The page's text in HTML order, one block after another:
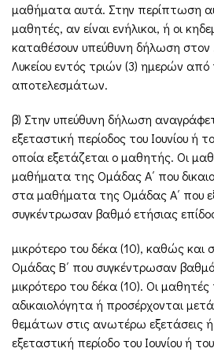
μαθήματα αυτά. Στην περίπτωση
μαθητές, αν είναι ενήλικοι, ή οι
καταθέσουν υπεύθυνη δήλωση στον
Λυκείου εντός τριών (3) ημερών
αποτελεσμάτων.
β) Στην υπεύθυνη δήλωση
εξεταστική περίοδος του Ιουνίου ή
οποία εξετάζεται ο μαθητής. Οι
μαθήματα της Ομάδας Α΄ που
στα μαθήματα της Ομάδας Α΄ που
συγκέντρωσαν βαθμό ετήσιας
μικρότερο του δέκα (10), καθώς
Ομάδας Β΄ που συγκέντρωσαν
μικρότερο του δέκα (10). Οι
αδικαιολόγητα ή προσέρχονται
θεμάτων στις ανωτέρω εξετάσεις ή
εξεταστική περίοδο του Ιουνίου ή